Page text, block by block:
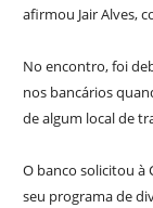
afirmou Jair Alves,
No encontro, foi
nos bancários
de algum local de
O banco solicitou à
seu programa de